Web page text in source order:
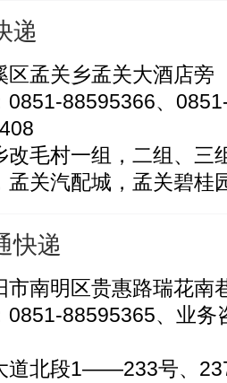
递
区孟关乡孟关大酒店旁
0851-88595366、
改毛村一组，二组、三
孟关汽配城，孟关碧桂
快递
市南明区贵惠路瑞花南
0851-88595365、业务
道北段1——233号、